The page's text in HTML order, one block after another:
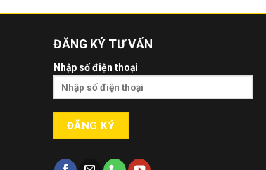
ĐĂNG KÝ TƯ VẤN
Nhập số điện thoại